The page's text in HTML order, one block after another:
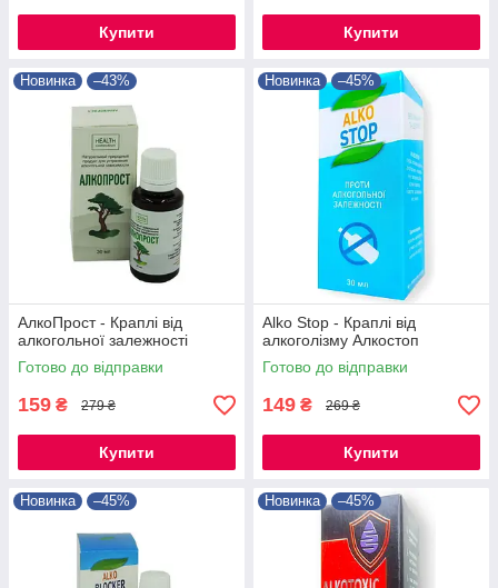
Купити Купити
Новинка –43%
АлкоПрост - Краплі від
алкогольної залежності
Готово до відправки
159 ₴ 279 ₴
Купити
Новинка –45%
Alko Stop - Краплі від
алкоголізму Алкостоп
Готово до відправки
149 ₴ 269 ₴
Купити
Новинка –45% Новинка –45%